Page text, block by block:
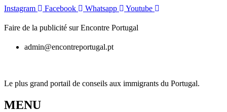
Skip
content
Instagram Facebook Whatsapp Youtube
Faire de la publicité sur Encontre Portugal
admin@encontreportugal.pt
Le plus grand portail de conseils aux immigrants du Portugal.
MENU